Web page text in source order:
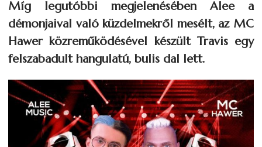
Míg legutóbbi megjelenésében Alee a
démonjaival való küzdelmekről mesélt, az MC
Hawer közreműködésével készült Travis egy
felszabadult hangulatú, bulis dal lett.